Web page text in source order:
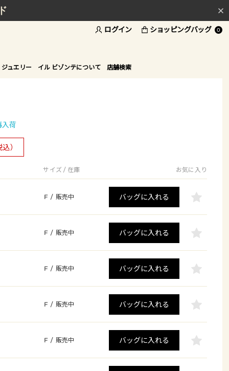
ログイン ショッピングバッグ 0
ュエリー イル ビゾンテについて 店舗検索
入荷
）
サイズ / 在庫 お気に入り
F / 販売中 バッグに入れる
F / 販売中 バッグに入れる
F / 販売中 バッグに入れる
F / 販売中 バッグに入れる
F / 販売中 バッグに入れる